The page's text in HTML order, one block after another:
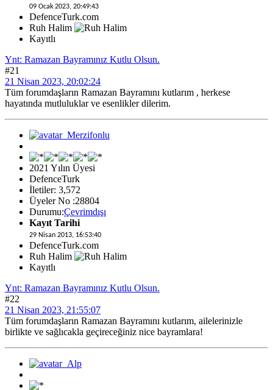
09 Ocak 2023, 20:49:43
DefenceTurk.com
Ruh Halim
Kayıtlı
Ynt: Ramazan Bayramınız Kutlu Olsun.
#21
21 Nisan 2023, 20:02:24
Tüm forumdaşların Ramazan Bayramını kutlarım , herkese
hayatında mutluluklar ve esenlikler dilerim.
2021 Yılın Üyesi
DefenceTurk
İletiler: 3,572
Üyeler No :28804
Durumu:Çevrimdışı
Kayıt Tarihi
29 Nisan 2013, 16:53:40
DefenceTurk.com
Ruh Halim
Kayıtlı
Ynt: Ramazan Bayramınız Kutlu Olsun.
#22
21 Nisan 2023, 21:55:07
Tüm forumdaşların Ramazan Bayramını kutlarım, ailelerinizle
birlikte ve sağlıcakla geçireceğiniz nice bayramlara!